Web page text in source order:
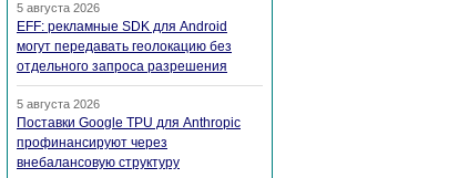
5 августа 2026
EFF: рекламные SDK для Android
могут передавать геолокацию без
отдельного запроса разрешения
5 августа 2026
Поставки Google TPU для Anthropic
профинансируют через
внебалансовую структуру